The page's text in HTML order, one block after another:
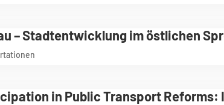
– Stadtentwicklung im östlichen
in Public Transport Reforms: